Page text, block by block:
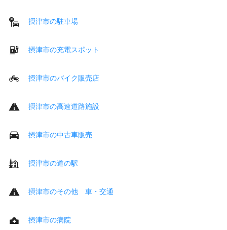
摂津市の駐車場
摂津市の充電スポット
摂津市のバイク販売店
摂津市の高速道路施設
摂津市の中古車販売
摂津市の道の駅
摂津市のその他 車・交通
摂津市の病院